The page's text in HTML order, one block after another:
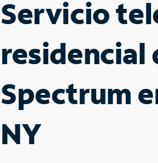
Servicio
residencial
Spectrum
NY